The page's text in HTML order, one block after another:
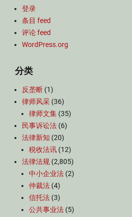
登录
条目 feed
评论 feed
WordPress.org
分类
反垄断 (1)
律师风采 (36)
律师文集 (35)
民事诉讼法 (6)
法律新知 (20)
税收法讯 (12)
法律法规 (2,805)
中小企业法 (2)
仲裁法 (4)
信托法 (3)
公共事业法 (5)